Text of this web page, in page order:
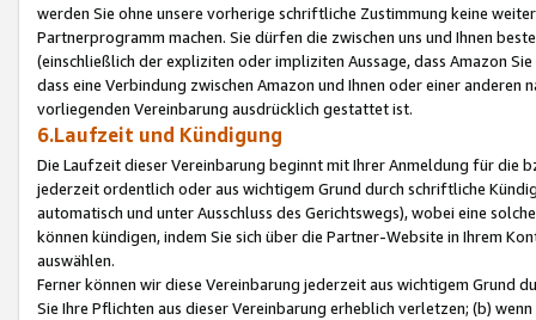
werden Sie ohne unsere vorherige schriftliche Zustimmung keine
Partnerprogramm machen. Sie dürfen die zwischen uns und Ihnen
(einschließlich der expliziten oder impliziten Aussage, dass Amazon
dass eine Verbindung zwischen Amazon und Ihnen oder einer
vorliegenden Vereinbarung ausdrücklich gestattet ist.
6.Laufzeit und Kündigung
Die Laufzeit dieser Vereinbarung beginnt mit Ihrer Anmeldung für die
jederzeit ordentlich oder aus wichtigem Grund durch schriftliche
automatisch und unter Ausschluss des Gerichtswegs), wobei eine
können kündigen, indem Sie sich über die Partner-Website in Ihrem
auswählen.
Ferner können wir diese Vereinbarung jederzeit aus wichtigem Grund
Sie Ihre Pflichten aus dieser Vereinbarung erheblich verletzen; (b)